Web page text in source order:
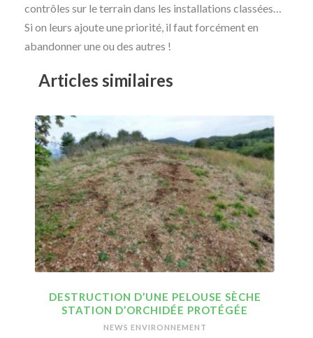
contrôles sur le terrain dans les installations classées…
Si on leurs ajoute une priorité, il faut forcément en
abandonner une ou des autres !
Articles similaires
DESTRUCTION D’UNE PELOUSE SÈCHE
STATION D’ORCHIDÉE PROTÉGÉE
NEWS ENVIRONNEMENT